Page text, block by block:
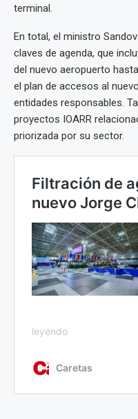
terminal.
En total, el ministro
claves de agenda, que
del nuevo aeropuerto
el plan de accesos al
entidades responsables.
proyectos IOARR
priorizada por su sector.